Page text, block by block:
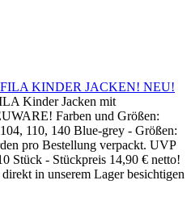
FILA KINDER JACKEN! NEU!
Kinder Jacken mit
Farben und Größen:
110, 140 Blue-grey - Größen:
pro Bestellung verpackt. UVP
Stück - Stückpreis 14,90 € netto!
in unserem Lager besichtigen